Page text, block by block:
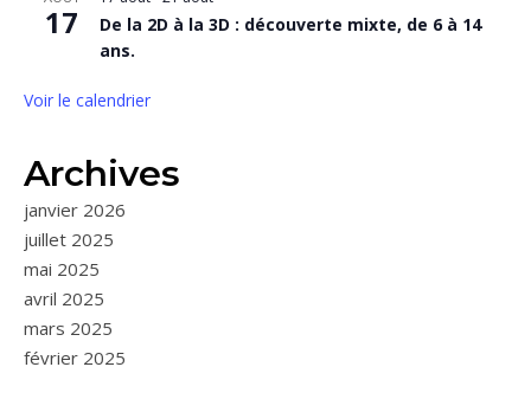
17
De la 2D à la 3D : découverte mixte, de 6 à 14
ans.
Voir le calendrier
Archives
janvier 2026
juillet 2025
mai 2025
avril 2025
mars 2025
février 2025